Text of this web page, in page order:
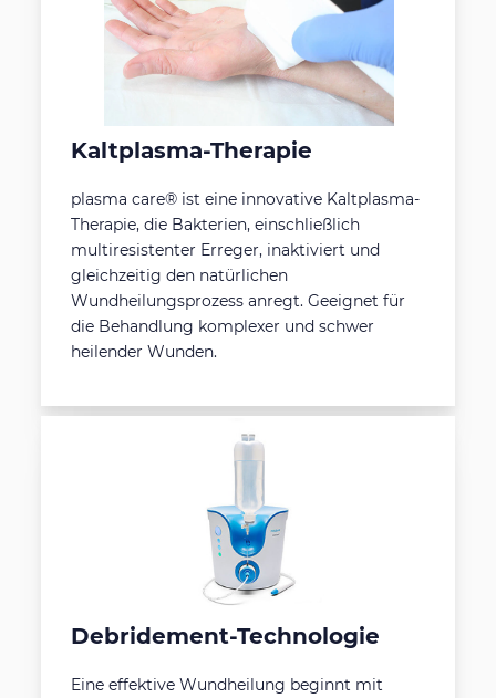
Kaltplasma-Therapie
plasma care® ist eine innovative Kaltplasma-
Therapie, die Bakterien, einschließlich
multiresistenter Erreger, inaktiviert und
gleichzeitig den natürlichen
Wundheilungsprozess anregt. Geeignet für
die Behandlung komplexer und schwer
heilender Wunden.
Debridement-Technologie
Eine effektive Wundheilung beginnt mit